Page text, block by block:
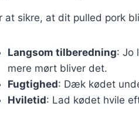
at sikre, at dit pulled pork
Langsom tilberedning: Jo
mere mørt bliver det.
Fugtighed: Dæk kødet
Hviletid: Lad kødet hvile